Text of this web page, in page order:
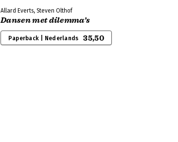
Allard Everts, Steven Olthof
Dansen met dilemma’s
Paperback | Nederlands 35,50